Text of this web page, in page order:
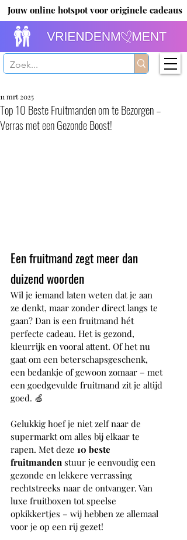
Jouw online hotspot voor originele cadeaus
Top 10 Beste Fruitmanden om te Bezorgen –
Verras met een Gezonde Boost!
11 mrt 2025
Een fruitmand zegt meer dan
duizend woorden
Wil je iemand laten weten dat je aan
ze denkt, maar zonder direct langs te
gaan? Dan is een fruitmand hét
perfecte cadeau. Het is gezond,
kleurrijk en vooral attent. Of het nu
gaat om een beterschapsgeschenk,
een bedankje of gewoon zomaar – met
een goedgevulde fruitmand zit je altijd
goed. 🍏
Gelukkig hoef je niet zelf naar de
supermarkt om alles bij elkaar te
rapen. Met deze 10 beste
fruitmanden stuur je eenvoudig een
gezonde en lekkere verrassing
rechtstreeks naar de ontvanger. Van
luxe fruitboxen tot speelse
opkikkertjes – wij hebben ze allemaal
voor je op een rij gezet!